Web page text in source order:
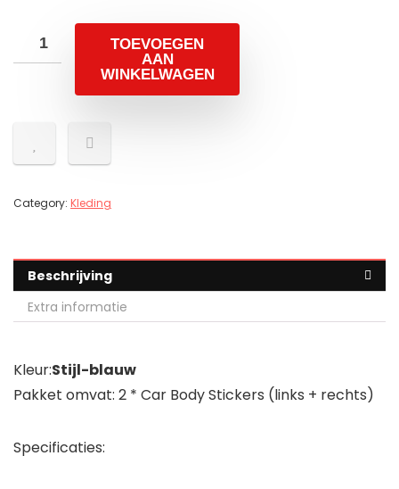
TOEVOEGEN
AAN
WINKELWAGEN
Category: Kleding
Beschrijving
Extra informatie
Kleur:Stijl-blauw
Pakket omvat: 2 * Car Body Stickers (links + rechts)
Specificaties: